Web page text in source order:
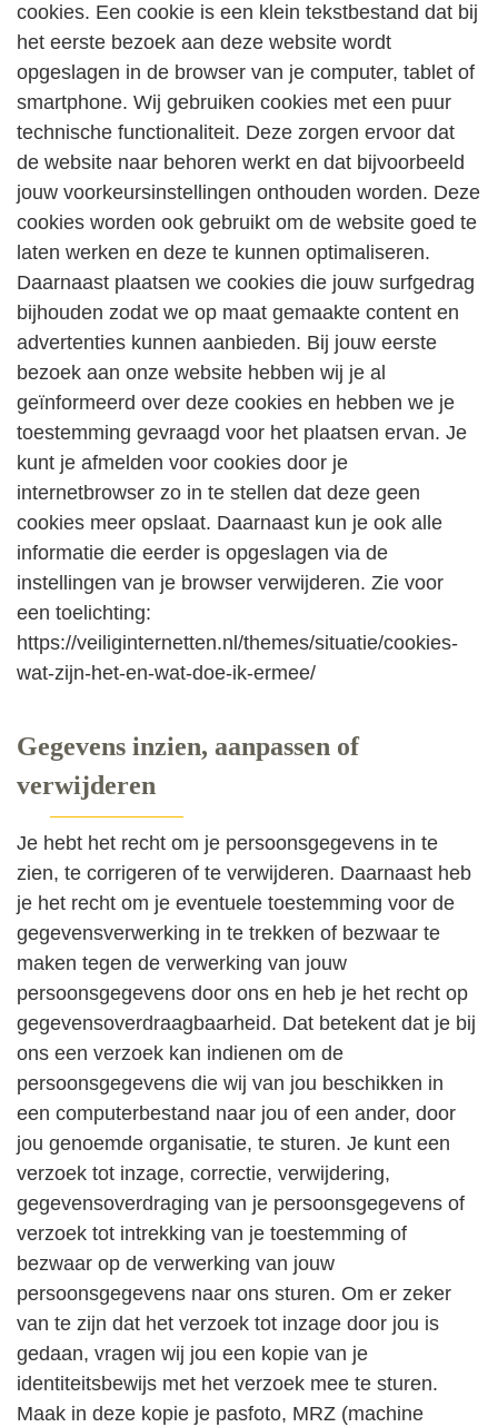
cookies. Een cookie is een klein tekstbestand dat bij
het eerste bezoek aan deze website wordt
opgeslagen in de browser van je computer, tablet of
smartphone. Wij gebruiken cookies met een puur
technische functionaliteit. Deze zorgen ervoor dat
de website naar behoren werkt en dat bijvoorbeeld
jouw voorkeursinstellingen onthouden worden. Deze
cookies worden ook gebruikt om de website goed te
laten werken en deze te kunnen optimaliseren.
Daarnaast plaatsen we cookies die jouw surfgedrag
bijhouden zodat we op maat gemaakte content en
advertenties kunnen aanbieden. Bij jouw eerste
bezoek aan onze website hebben wij je al
geïnformeerd over deze cookies en hebben we je
toestemming gevraagd voor het plaatsen ervan. Je
kunt je afmelden voor cookies door je
internetbrowser zo in te stellen dat deze geen
cookies meer opslaat. Daarnaast kun je ook alle
informatie die eerder is opgeslagen via de
instellingen van je browser verwijderen. Zie voor
een toelichting:
https://veiliginternetten.nl/themes/situatie/cookies-
wat-zijn-het-en-wat-doe-ik-ermee/
Gegevens inzien, aanpassen of
verwijderen
Je hebt het recht om je persoonsgegevens in te
zien, te corrigeren of te verwijderen. Daarnaast heb
je het recht om je eventuele toestemming voor de
gegevensverwerking in te trekken of bezwaar te
maken tegen de verwerking van jouw
persoonsgegevens door ons en heb je het recht op
gegevensoverdraagbaarheid. Dat betekent dat je bij
ons een verzoek kan indienen om de
persoonsgegevens die wij van jou beschikken in
een computerbestand naar jou of een ander, door
jou genoemde organisatie, te sturen. Je kunt een
verzoek tot inzage, correctie, verwijdering,
gegevensoverdraging van je persoonsgegevens of
verzoek tot intrekking van je toestemming of
bezwaar op de verwerking van jouw
persoonsgegevens naar ons sturen. Om er zeker
van te zijn dat het verzoek tot inzage door jou is
gedaan, vragen wij jou een kopie van je
identiteitsbewijs met het verzoek mee te sturen.
Maak in deze kopie je pasfoto, MRZ (machine